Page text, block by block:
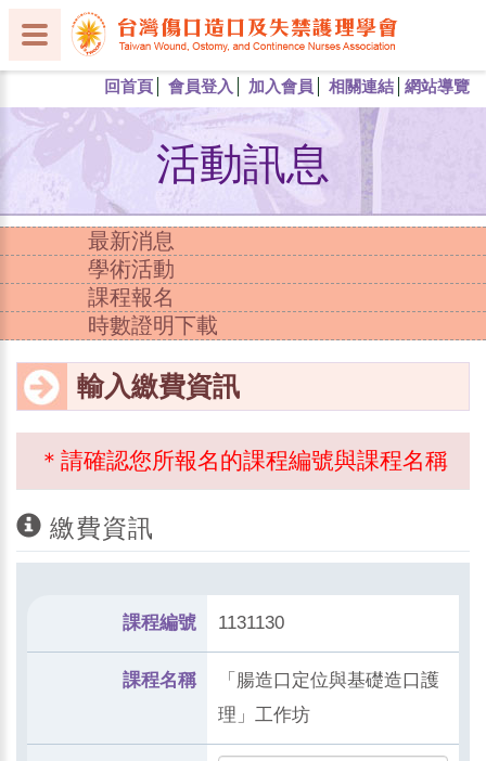
回首頁 會員登入 加入會員 相關連結 網站導覽
活動訊息
最新消息
學術活動
課程報名
時數證明下載
輸入繳費資訊
＊請確認您所報名的課程編號與課程名稱
繳費資訊
課程編號 1131130
課程名稱
「腸造口定位與基礎造口護
理」工作坊